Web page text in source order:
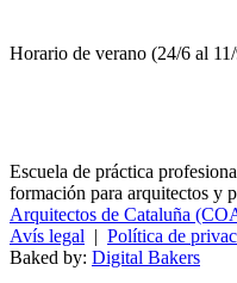
Horario de verano (24/6 al
Escuela de práctica
formación para arquitectos y
Arquitectos de Cataluña
Avís legal | Política de
Baked by: Digital Bakers